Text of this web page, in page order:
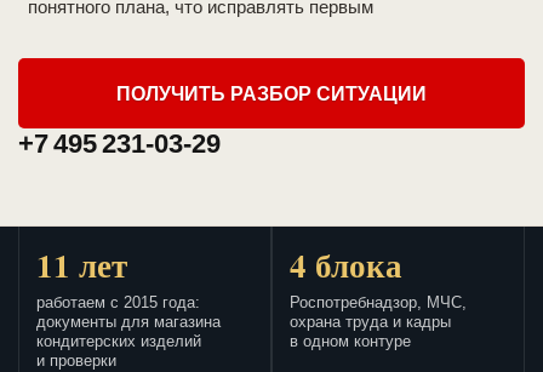
понятного плана, что исправлять первым
ПОЛУЧИТЬ РАЗБОР СИТУАЦИИ
+7 495 231-03-29
11 лет
работаем с 2015 года:
документы для магазина
кондитерских изделий
и проверки
4 блока
Роспотребнадзор, МЧС,
охрана труда и кадры
в одном контуре